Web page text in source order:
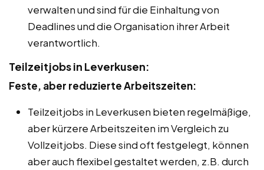
verwalten und sind für die Einhaltung von
Deadlines und die Organisation ihrer Arbeit
verantwortlich.
Teilzeitjobs in Leverkusen:
Feste, aber reduzierte Arbeitszeiten:
Teilzeitjobs in Leverkusen bieten regelmäßige,
aber kürzere Arbeitszeiten im Vergleich zu
Vollzeitjobs. Diese sind oft festgelegt, können
aber auch flexibel gestaltet werden, z.B. durch